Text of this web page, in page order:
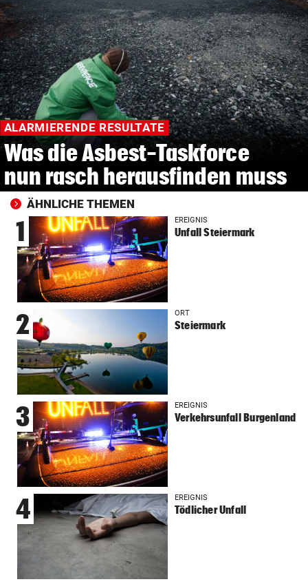
ALARMIERENDE RESULTATE
Was die Asbest-Taskforce
nun rasch herausfinden muss
ÄHNLICHE THEMEN
1 EREIGNIS
Unfall Steiermark
2 ORT
Steiermark
3 EREIGNIS
Verkehrsunfall Burgenland
4 EREIGNIS
Tödlicher Unfall